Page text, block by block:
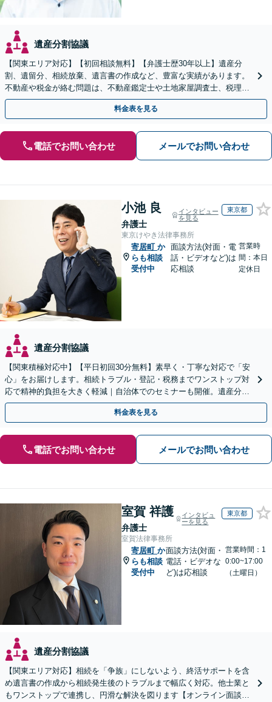
遺産分割協議
【関東エリア対応】【初回相談無料】【弁護士歴30年以上】遺産分
割、遺留分、相続放棄、遺言書の作成など、豊富な実績があります。
不動産や税金が絡む問題は、不動産鑑定士や土地家屋調査士、税理士
と提携【事前予約で、休日・夜間面談可】【WEB面談可】
料金表を見る
電話でお問い合わせ メールでお問い合わせ
小池 良
弁護士
インタビュー
を見る
東京都
東京けやき法律事務所
寄居町 か
らも相談
受付中
面談方法(対面・電
話・ビデオなど)は
応相談
営業時
間：本日
定休日
遺産分割協議
【関東積極対応中】【平日初回30分無料】素早く・丁寧な対応で「安
心」をお届けします。相続トラブル・登記・税務までワンストップ対
応で精神的負担を大きく軽減｜自治体でのセミナーも開催。遺産分
割・放棄などまずはお気軽にご相談ください【通知税理士】
料金表を見る
電話でお問い合わせ メールでお問い合わせ
室賀 祥護
弁護士
インタビュ
ーを見る
東京都
室賀法律事務所
寄居町 か
らも相談
受付中
面談方法(対面・
電話・ビデオな
ど)は応相談
営業時間：1
0:00~17:00
（土曜日）
遺産分割協議
【関東エリア対応】相続を「争族」にしないよう、終活サポートを含
め遺言書の作成から相続発生後のトラブルまで幅広く対応。他士業と
もワンストップで連携し、円滑な解決を図ります【オンライン面談対